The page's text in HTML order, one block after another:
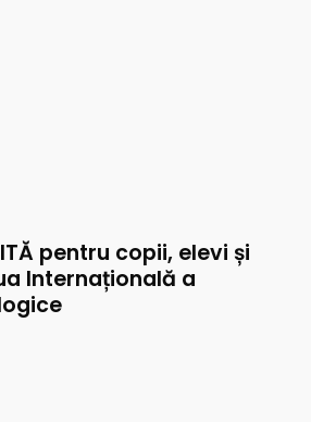
pentru copii, elevi și
Internațională a